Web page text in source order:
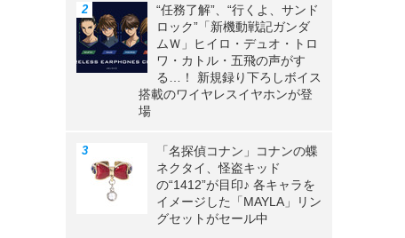
“任務了解”、“行くよ、サンド
ロック”「新機動戦記ガンダ
ムＷ」ヒイロ・デュオ・トロ
ワ・カトル・五飛の声がす
る…！ 新規録り下ろしボイス
搭載のワイヤレスイヤホンが登
場
「名探偵コナン」コナンの蝶
ネクタイ、怪盗キッド
の“1412”が目印♪ 各キャラを
イメージした「MAYLA」リン
グセットがセール中